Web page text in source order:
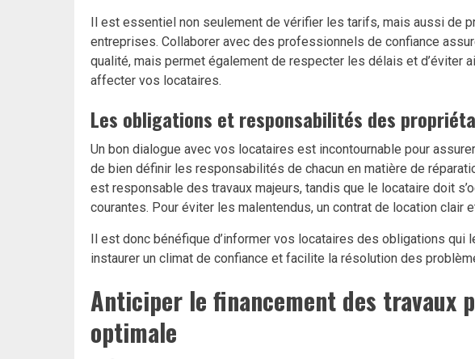
Il est essentiel non seulement de vérifier les tarifs, mais aussi de
entreprises. Collaborer avec des professionnels de confiance
qualité, mais permet également de respecter les délais et d’éviter
affecter vos locataires.
Les obligations et responsabilités des
Un bon dialogue avec vos locataires est incontournable pour
de bien définir les responsabilités de chacun en matière de
est responsable des travaux majeurs, tandis que le locataire doit
courantes. Pour éviter les malentendus, un contrat de location clair
Il est donc bénéfique d’informer vos locataires des obligations qui
instaurer un climat de confiance et facilite la résolution des
Anticiper le financement des travaux
optimale